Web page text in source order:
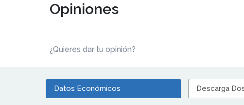
Opiniones
¿Quieres dar tu opinión?
Datos Económicos Descarga